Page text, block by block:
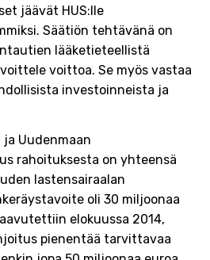
jäävät HUS:lle
Säätiön tehtävänä on
lääketieteellistä
voittoa. Se myös vastaa
investoinneista ja
ja Uudenmaan
rahoituksesta on yhteensä
lastensairaalan
oli 30 miljoonaa
elokuussa 2014,
pienentää tarvittavaa